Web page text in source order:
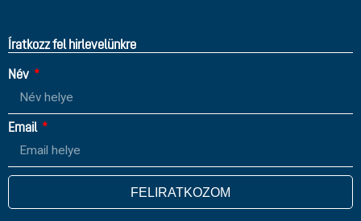
Íratkozz fel hirlevelünkre
Név
Email
FELIRATKOZOM